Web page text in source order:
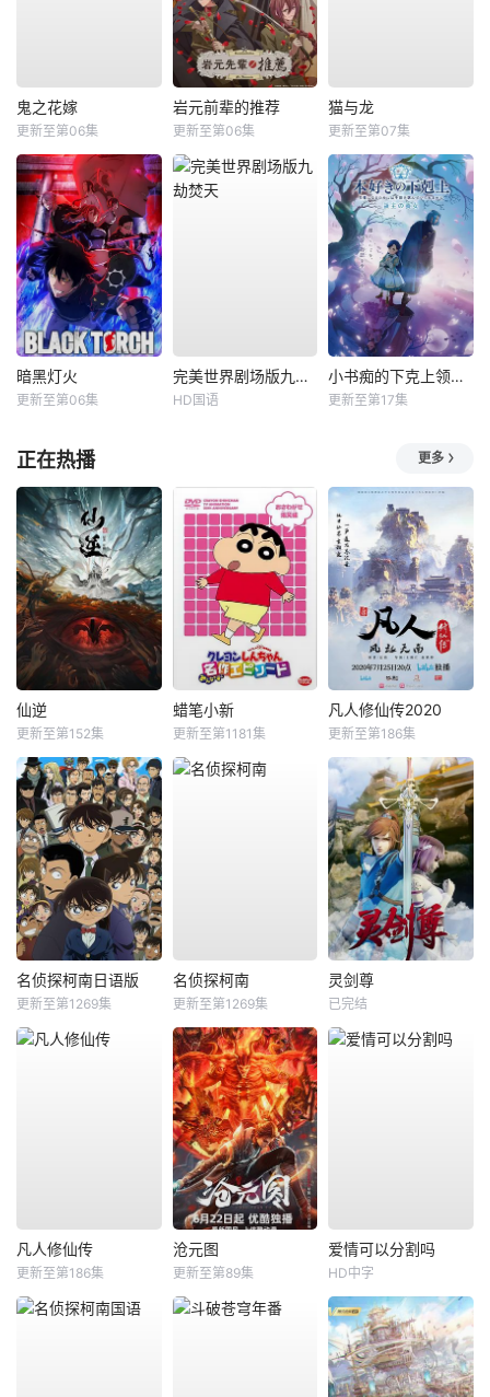
鬼之花嫁
更新至第06集
岩元前辈的推荐
更新至第06集
猫与龙
更新至第07集
暗黑灯火
更新至第06集
完美世界剧场版九劫焚天
HD国语
小书痴的下克上领主的养女
更新至第17集
正在热播 更多
仙逆
更新至第152集
蜡笔小新
更新至第1181集
凡人修仙传2020
更新至第186集
名侦探柯南日语版
更新至第1269集
名侦探柯南
更新至第1269集
灵剑尊
已完结
凡人修仙传
更新至第186集
沧元图
更新至第89集
爱情可以分割吗
HD中字